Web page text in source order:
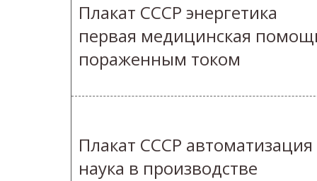
Плакат СССР энергетика
первая медицинская
пораженным током
Плакат СССР
наука в производстве